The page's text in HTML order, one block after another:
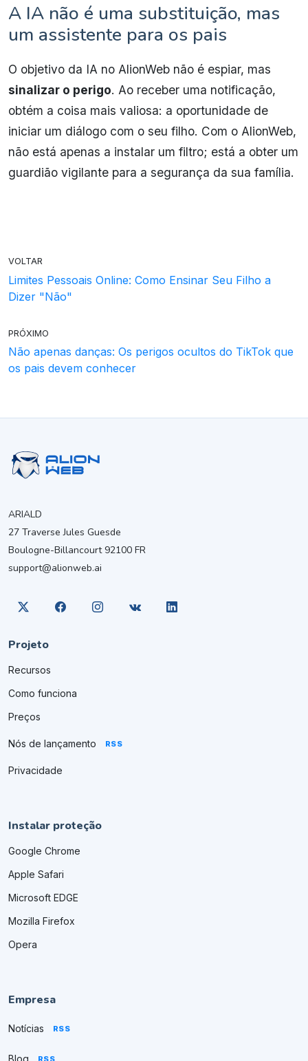
A IA não é uma substituição, mas
um assistente para os pais
O objetivo da IA no AlionWeb não é espiar, mas
sinalizar o perigo. Ao receber uma notificação,
obtém a coisa mais valiosa: a oportunidade de
iniciar um diálogo com o seu filho. Com o AlionWeb,
não está apenas a instalar um filtro; está a obter um
guardião vigilante para a segurança da sua família.
VOLTAR
Limites Pessoais Online: Como Ensinar Seu Filho a
Dizer "Não"
PRÓXIMO
Não apenas danças: Os perigos ocultos do TikTok que
os pais devem conhecer
ARIALD
27 Traverse Jules Guesde
Boulogne-Billancourt 92100 FR
support@alionweb.ai
Projeto
Recursos
Como funciona
Preços
Nós de lançamento RSS
Privacidade
Instalar proteção
Google Chrome
Apple Safari
Microsoft EDGE
Mozilla Firefox
Opera
Empresa
Notícias RSS